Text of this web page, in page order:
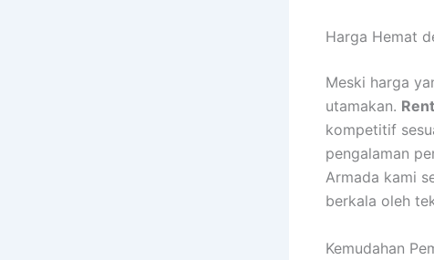
Harga Hemat
Meski harga
utamakan.
kompetitif
pengalaman
Armada kami
berkala oleh
Kemudahan